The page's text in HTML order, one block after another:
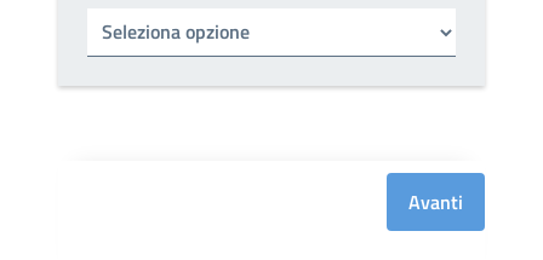
Tipo di ufficio
Avanti